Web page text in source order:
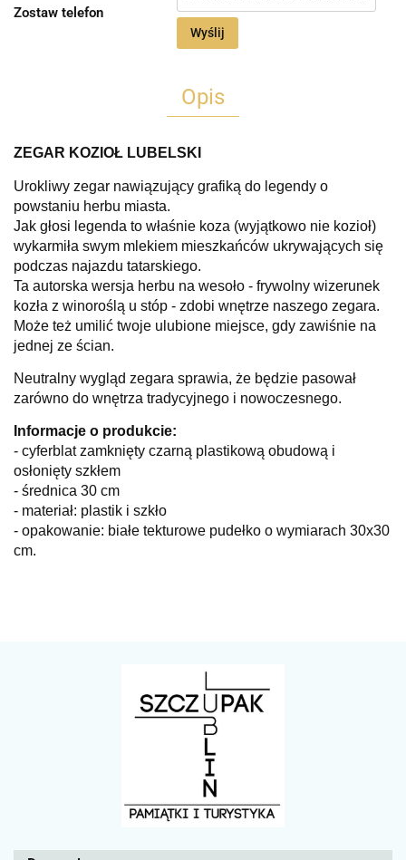
Zostaw telefon
Wyślij
Opis
ZEGAR KOZIOŁ LUBELSKI
Urokliwy zegar nawiązujący grafiką do legendy o
powstaniu herbu miasta.
Jak głosi legenda to właśnie koza (wyjątkowo nie kozioł)
wykarmiła swym mlekiem mieszkańców ukrywających się
podczas najazdu tatarskiego.
Ta autorska wersja herbu na wesoło - frywolny wizerunek
kozła z winoroślą u stóp - zdobi wnętrze naszego zegara.
Może też umilić twoje ulubione miejsce, gdy zawiśnie na
jednej ze ścian.
Neutralny wygląd zegara sprawia, że będzie pasował
zarówno do wnętrza tradycyjnego i nowoczesnego.
Informacje o produkcie:
- cyferblat zamknięty czarną plastikową obudową i
osłonięty szkłem
- średnica 30 cm
- materiał: plastik i szkło
- opakowanie: białe tekturowe pudełko o wymiarach 30x30
cm.